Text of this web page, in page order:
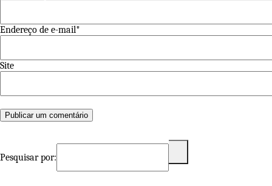
Endereço de e-mail*
Site
Pesquisar por: